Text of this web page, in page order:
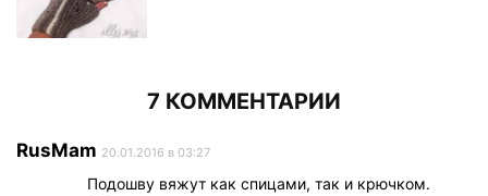
7 КОММЕНТАРИИ
RusMam 20.01.2016 в 03:27
Подошву вяжут как спицами, так и крючком.